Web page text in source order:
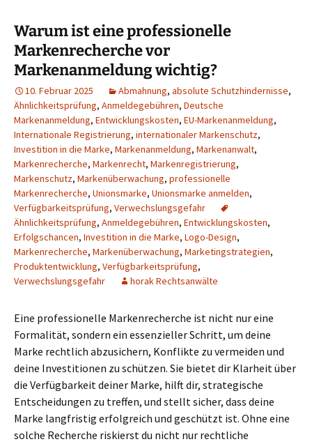
Warum ist eine professionelle
Markenrecherche vor
Markenanmeldung wichtig?
10. Februar 2025 Abmahnung, absolute Schutzhindernisse,
Ähnlichkeitsprüfung, Anmeldegebühren, Deutsche
Markenanmeldung, Entwicklungskosten, EU-Markenanmeldung,
Internationale Registrierung, internationaler Markenschutz,
Investition in die Marke, Markenanmeldung, Markenanwalt,
Markenrecherche, Markenrecht, Markenregistrierung,
Markenschutz, Markenüberwachung, professionelle
Markenrecherche, Unionsmarke, Unionsmarke anmelden,
Verfügbarkeitsprüfung, Verwechslungsgefahr
Ähnlichkeitsprüfung, Anmeldegebühren, Entwicklungskosten,
Erfolgschancen, Investition in die Marke, Logo-Design,
Markenrecherche, Markenüberwachung, Marketingstrategien,
Produktentwicklung, Verfügbarkeitsprüfung,
Verwechslungsgefahr
horak Rechtsanwälte
Eine professionelle Markenrecherche ist nicht nur eine
Formalität, sondern ein essenzieller Schritt, um deine
Marke rechtlich abzusichern, Konflikte zu vermeiden und
deine Investitionen zu schützen. Sie bietet dir Klarheit über
die Verfügbarkeit deiner Marke, hilft dir, strategische
Entscheidungen zu treffen, und stellt sicher, dass deine
Marke langfristig erfolgreich und geschützt ist. Ohne eine
solche Recherche riskierst du nicht nur rechtliche